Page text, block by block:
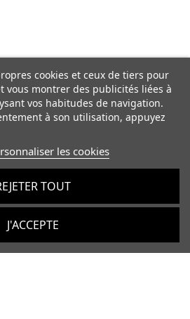
cookies et ceux de tiers pour
vous montrer des publicités liées à
vos habitudes de navigation.
à son utilisation, appuyez
les cookies
TOUT
J'ACCEPTE